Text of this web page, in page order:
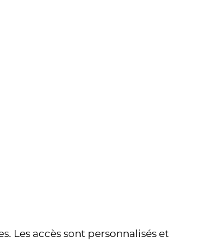
Les accès sont personnalisés et